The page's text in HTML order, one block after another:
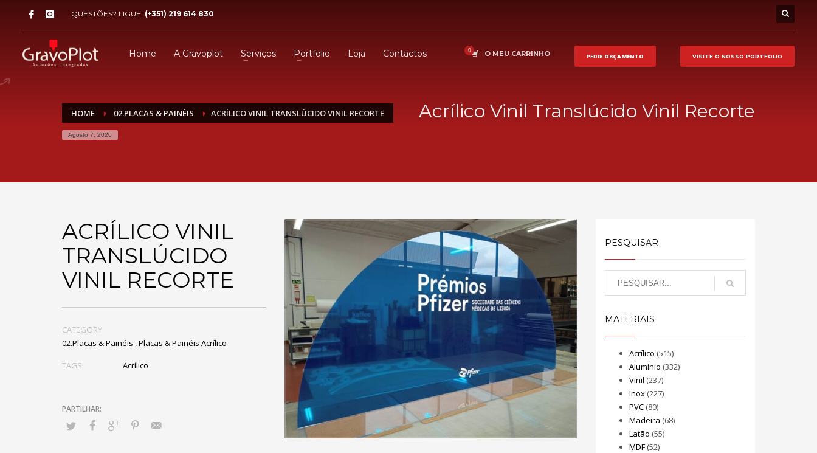
QUESTÕES? LIGUE: (+351) 219 614 830
Home A Gravoplot Serviços Portfolio Loja Contactos O MEU CARRINHO PEDIR ORÇAMENTO VISITE O NOSSO PORTFOLIO
HOME 02.PLACAS & PAINÉIS ACRÍLICO VINIL TRANSLÚCIDO VINIL RECORTE
Agosto 7, 2026
Acrílico Vinil Translúcido Vinil Recorte
ACRÍLICO VINIL
TRANSLÚCIDO
VINIL RECORTE
CATEGORY
02.Placas & Painéis ,Placas & Painéis Acrílico
TAGS Acrílico
PESQUISAR
MATERIAIS
Acrílico (515)
Alumínio (332)
Vinil (237)
Inox(227)
PVC(80)
Madeira (68)
Latão (55)
MDF(52)